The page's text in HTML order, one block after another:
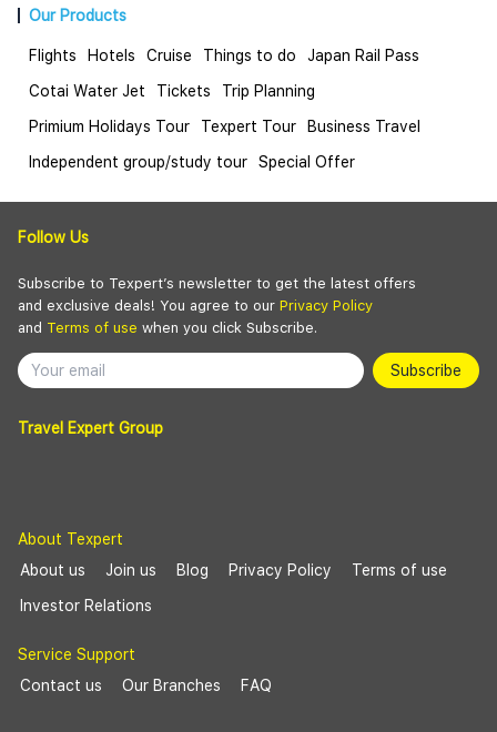
Our Products
Flights Hotels Cruise Things to do
Japan Rail Pass
Cotai Water Jet
Tickets
Trip Planning
Primium Holidays Tour
Texpert Tour
Business Travel
Independent group/study tour
Special Offer
Follow Us
Subscribe to Texpert’s newsletter to get the latest offers
and exclusive deals! You agree to our Privacy Policy
and Terms of use when you click Subscribe.
Subscribe
Travel Expert Group
About Texpert
About us
Join us Blog Privacy Policy
Terms of use
Investor Relations
Service Support
Contact us
Our Branches FAQ